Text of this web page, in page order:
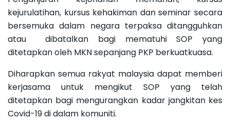
kejurulatihan, kursus kehakiman dan seminar secara
bersemuka dalam negara terpaksa ditangguhkan
atau dibatalkan bagi mematuhi SOP yang
ditetapkan oleh MKN sepanjang PKP berkuatkuasa.
Diharapkan semua rakyat malaysia dapat memberi
kerjasama untuk mengikut SOP yang telah
ditetapkan bagi mengurangkan kadar jangkitan kes
Covid-19 di dalam komuniti.